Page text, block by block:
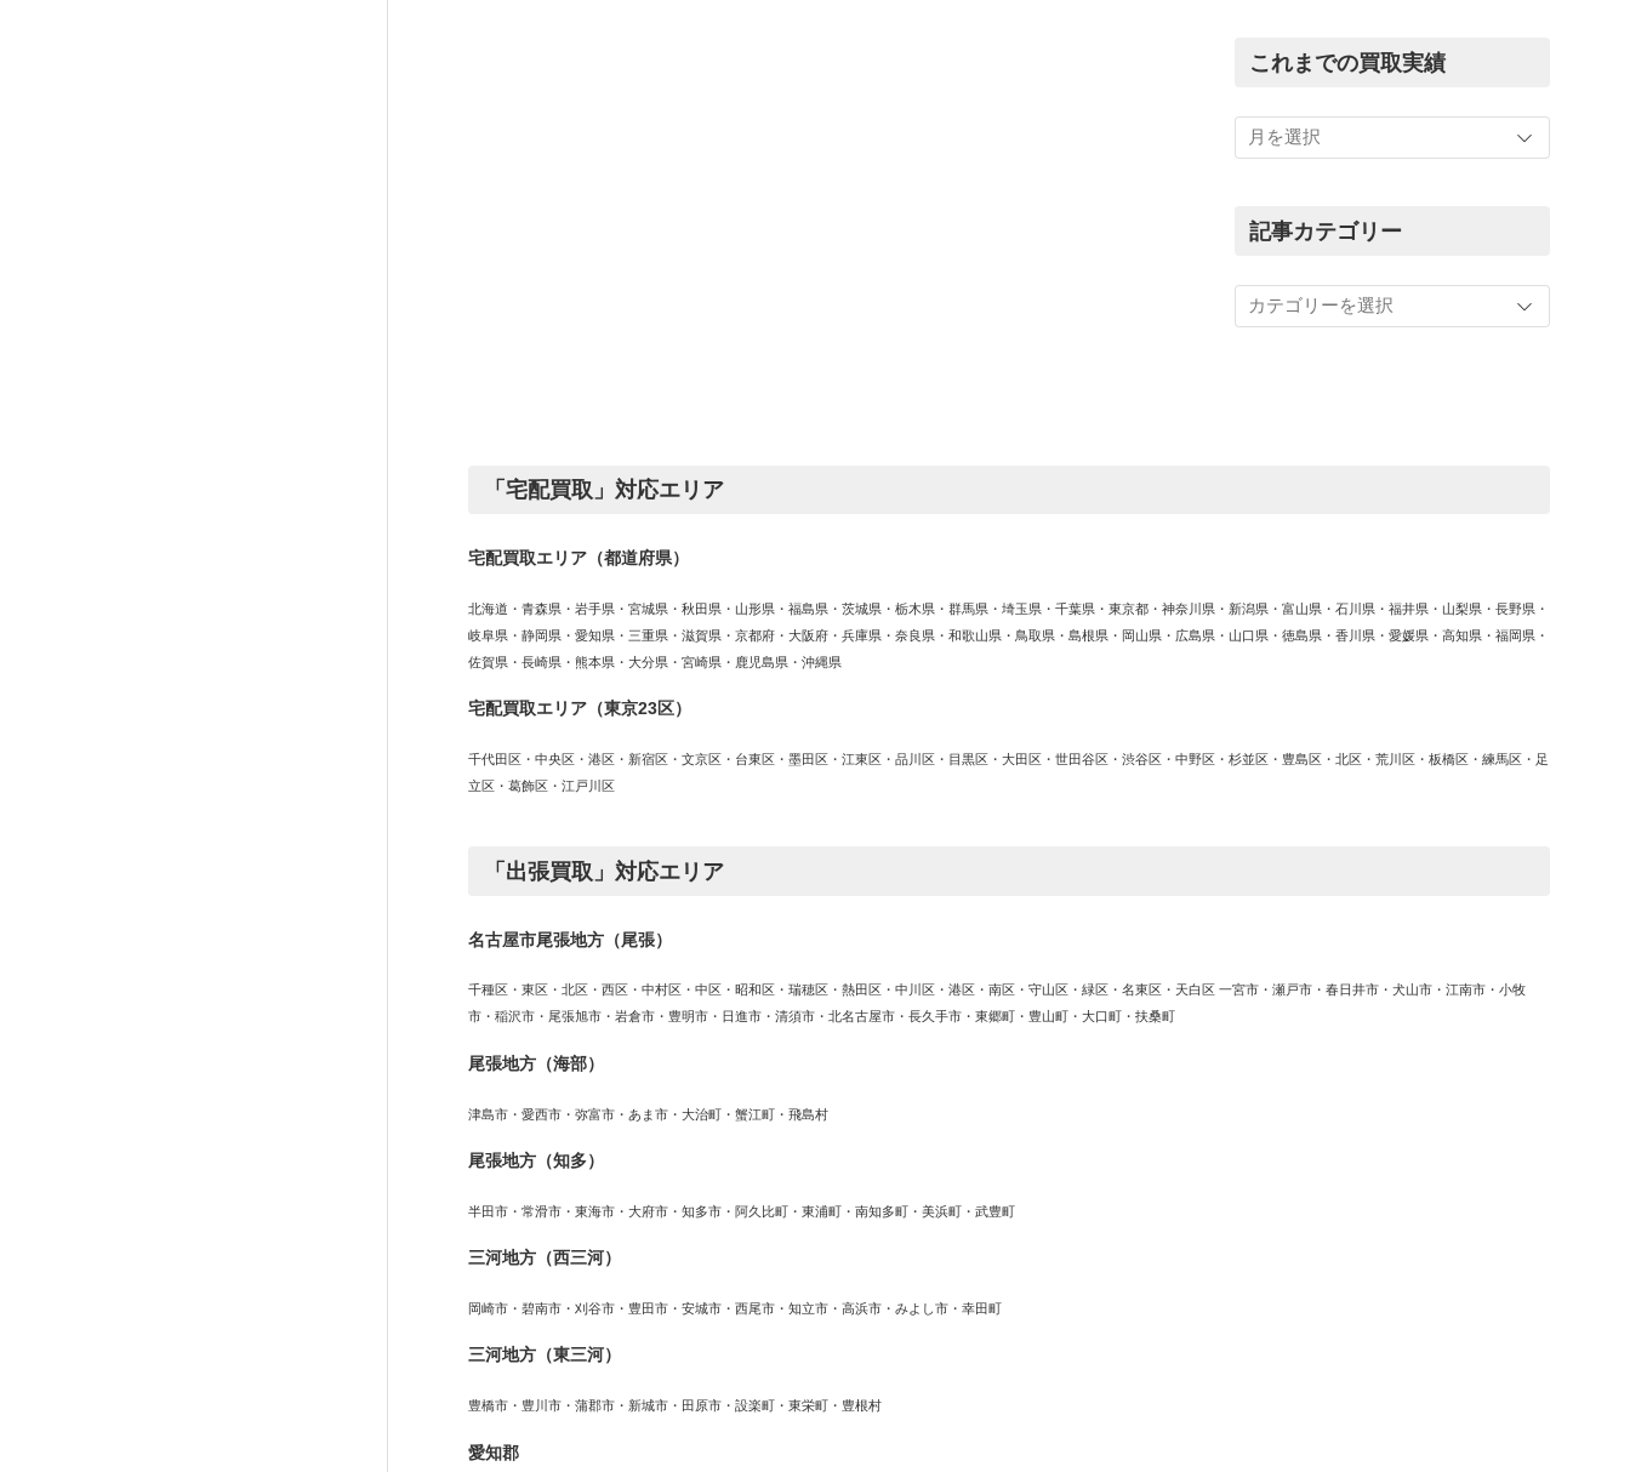
これまでの買取実績
ま
買
績
記事カテゴリー
事
カ
「宅配買取」対応エリア
宅配買取エリア（都道府県）
北海道・青森県・岩手県・宮城県・秋田県・山形県・福島県・茨城県・栃木県・群馬県・埼玉県・千葉県・東京都・神奈川県・新潟県・富山県・石川県・福井県・山梨県・長野県・
岐阜県・静岡県・愛知県・三重県・滋賀県・京都府・大阪府・兵庫県・奈良県・和歌山県・鳥取県・島根県・岡山県・広島県・山口県・徳島県・香川県・愛媛県・高知県・福岡県・
佐賀県・長崎県・熊本県・大分県・宮崎県・鹿児島県・沖縄県
宅配買取エリア（東京23区）
千代田区・中央区・港区・新宿区・文京区・台東区・墨田区・江東区・品川区・目黒区・大田区・世田谷区・渋谷区・中野区・杉並区・豊島区・北区・荒川区・板橋区・練馬区・足
立区・葛飾区・江戸川区
「出張買取」対応エリア
名古屋市尾張地方（尾張）
千種区・東区・北区・西区・中村区・中区・昭和区・瑞穂区・熱田区・中川区・港区・南区・守山区・緑区・名東区・天白区 一宮市・瀬戸市・春日井市・犬山市・江南市・小牧
市・稲沢市・尾張旭市・岩倉市・豊明市・日進市・清須市・北名古屋市・長久手市・東郷町・豊山町・大口町・扶桑町
尾張地方（海部）
津島市・愛西市・弥富市・あま市・大治町・蟹江町・飛島村
尾張地方（知多）
半田市・常滑市・東海市・大府市・知多市・阿久比町・東浦町・南知多町・美浜町・武豊町
三河地方（西三河）
岡崎市・碧南市・刈谷市・豊田市・安城市・西尾市・知立市・高浜市・みよし市・幸田町
三河地方（東三河）
豊橋市・豊川市・蒲郡市・新城市・田原市・設楽町・東栄町・豊根村
愛知郡